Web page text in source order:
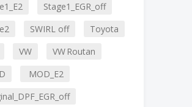
Stage1_EGR_off
SWIRL off
Toyota
VW
VW Routan
MOD_E2